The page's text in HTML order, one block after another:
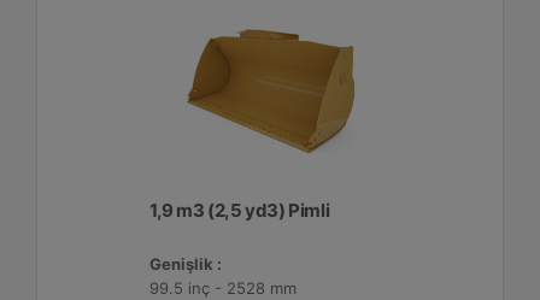
1,9 m3 (2,5 yd3) Pimli
Genişlik :
99.5 inç - 2528 mm